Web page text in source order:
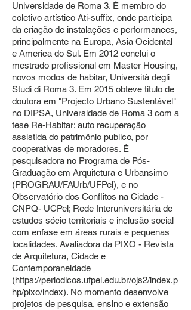
Universidade de Roma 3. É membro do
coletivo artístico Ati-suffix, onde participa
da criação de instalações e performances,
principalmente na Europa, Asia Ocidental
e America do Sul. Em 2012 conclui o
mestrado profissional em Master Housing,
novos modos de habitar, Università degli
Studi di Roma 3. Em 2015 obteve titulo de
doutora em "Projecto Urbano Sustentável"
no DIPSA, Universidade de Roma 3 com a
tese Re-Habitar: auto recuperação
assistida do patrimônio publico, por
cooperativas de moradores. É
pesquisadora no Programa de Pós-
Graduação em Arquitetura e Urbansimo
(PROGRAU/FAUrb/UFPel), e no
Observatório dos Conflitos na Cidade -
CNPQ- UCPel; Rede Interuniversitária de
estudos sócio territoriais e inclusão social
com enfase em áreas rurais e pequenas
localidades. Avaliadora da PIXO - Revista
de Arquitetura, Cidade e
Contemporaneidade
(https://periodicos.ufpel.edu.br/ojs2/index.p
hp/pixo/index). No momento desenvolve
projetos de pesquisa, ensino e extensão